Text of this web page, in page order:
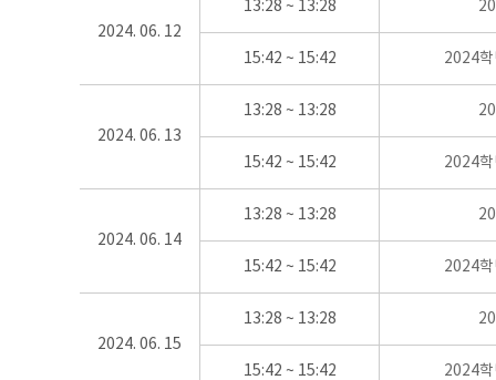
2024. 06. 12
13:28 ~ 13:28
15:42 ~ 15:42 2024학
2024. 06. 13
13:28 ~ 13:28
15:42 ~ 15:42 2024학
2024. 06. 14
13:28 ~ 13:28
15:42 ~ 15:42 2024학
2024. 06. 15
13:28 ~ 13:28
15:42 ~ 15:42 2024학